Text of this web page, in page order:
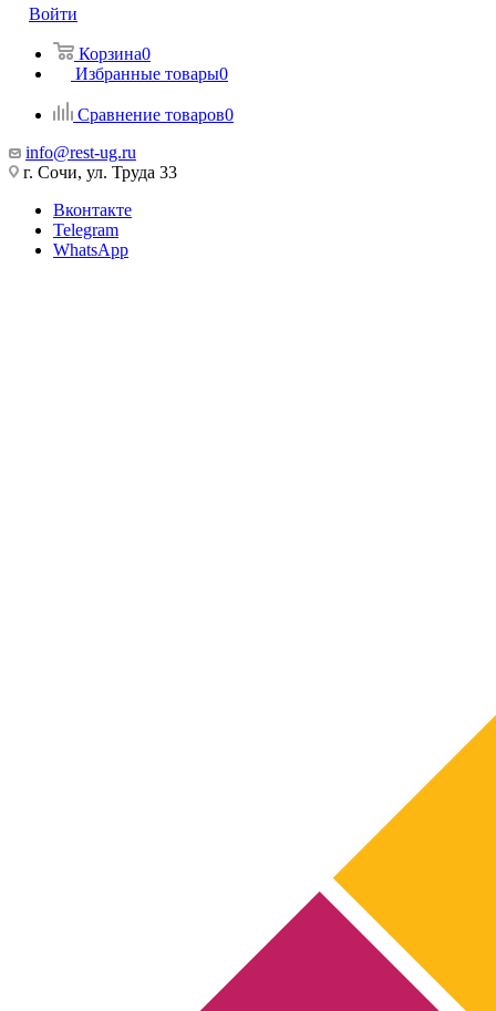
Войти
Корзина0
Избранные товары0
Сравнение товаров0
info@rest-ug.ru
г. Сочи, ул. Труда 33
Вконтакте
Telegram
WhatsApp